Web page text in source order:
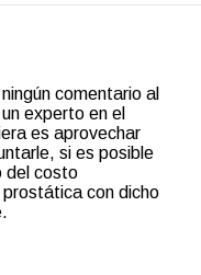
comentario al
experto en el
es aprovechar
si es posible
del costo
con dicho